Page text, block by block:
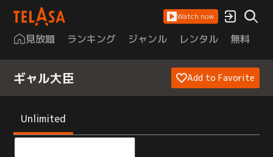
Watch now
見放題 ランキング ジャンル レンタル 無料
ギャル大臣 Add to Favorite
Unlimited